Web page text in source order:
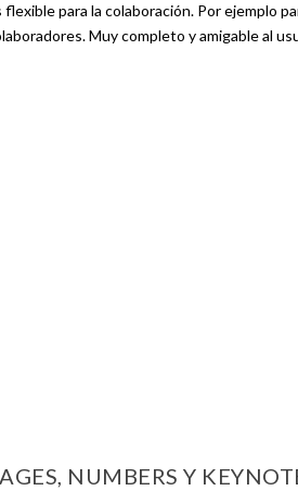
flexible para la colaboración. Por ejemplo
Muy completo y amigable al
NUMBERS Y